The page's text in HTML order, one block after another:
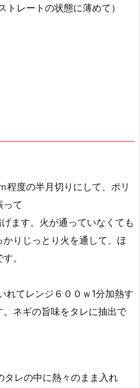
レートの状態に薄めて）
度の半月切りにして、ポリ
って
ます。火が通っていなくても
りじっとり火を通して、ほ
。
てレンジ６００ｗ1分加熱す
ネギの旨味をタレに抽出で
の中に熱々のまま入れ